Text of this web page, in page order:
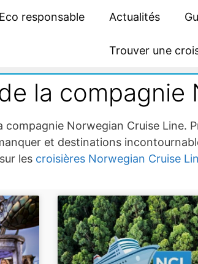
Eco responsable Actualités
Trouver une
la compagnie
compagnie Norwegian Cruise
et destinations
les croisières Norwegian Cruise